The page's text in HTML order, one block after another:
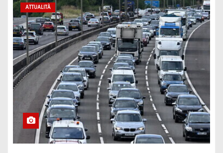
ATTUALITÀ